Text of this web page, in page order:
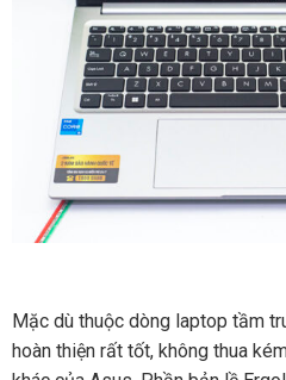
Mặc dù thuộc dòng laptop tầm
hoàn thiện rất tốt, không thua